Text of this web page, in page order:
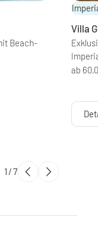
Beach-
Villa
ab
1 /7